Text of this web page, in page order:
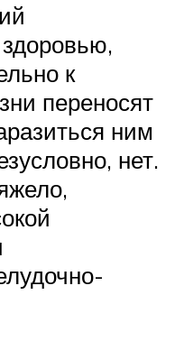
к
переносят
ним
нет.